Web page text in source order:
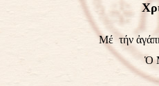
Μέ τήν
Ὁ